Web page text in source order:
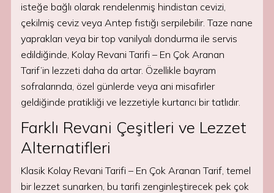
isteğe bağlı olarak rendelenmiş hindistan cevizi,
çekilmiş ceviz veya Antep fıstığı serpilebilir. Taze nane
yaprakları veya bir top vanilyalı dondurma ile servis
edildiğinde, Kolay Revani Tarifi – En Çok Aranan
Tarif’in lezzeti daha da artar. Özellikle bayram
sofralarında, özel günlerde veya ani misafirler
geldiğinde pratikliği ve lezzetiyle kurtarıcı bir tatlıdır.
Farklı Revani Çeşitleri ve Lezzet
Alternatifleri
Klasik Kolay Revani Tarifi – En Çok Aranan Tarif, temel
bir lezzet sunarken, bu tarifi zenginleştirecek pek çok